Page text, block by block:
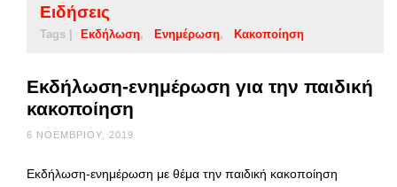
Ειδήσεις
Tags | Εκδήλωση Ενημέρωση Κακοποίηση
Εκδήλωση-ενημέρωση για την παιδική
κακοποίηση
6 ΝΟΕΜΒΡΊΟΥ, 2019
Εκδήλωση-ενημέρωση με θέμα την παιδική κακοποίηση